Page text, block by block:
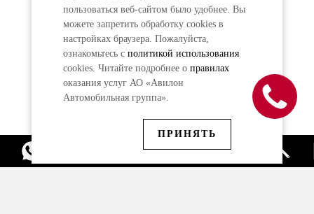
пользоваться веб-сайтом было удобнее. Вы
можете запретить обработку сookies в
настройках браузера. Пожалуйста,
ознакомьтесь сполитикой использования
cookies. Читайте подробнее оправилах
оказания услуг АО «Авилон
Автомобильная группа».
ПРИНЯТЬ